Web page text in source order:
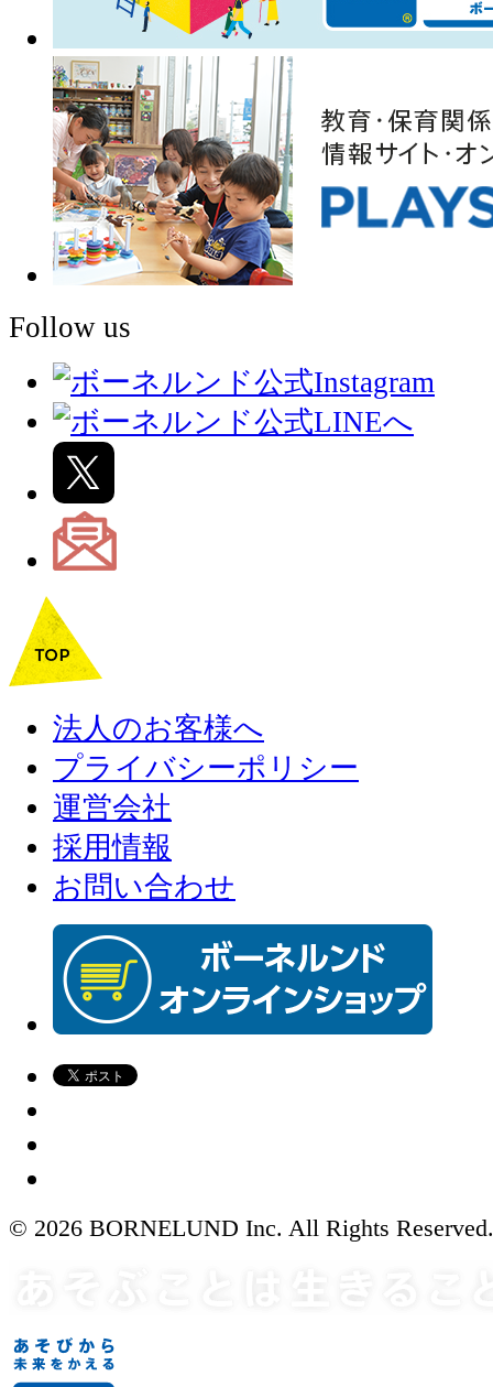
Follow us
法人のお客様へ
プライバシーポリシー
運営会社
採用情報
お問い合わせ
© 2026 BORNELUND Inc. All Rights Reserved.